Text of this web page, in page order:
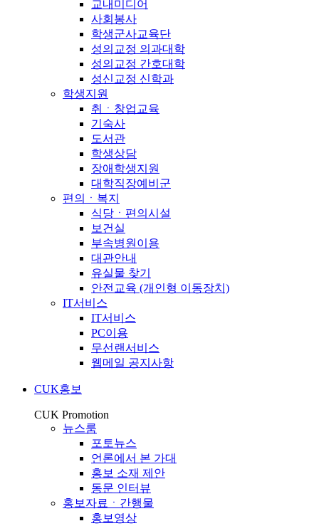
교내미디어
사회봉사
학생군사교육단
성의교정 의과대학
성의교정 간호대학
성신교정 신학과
학생지원
취ㆍ창업교육
기숙사
도서관
학생상담
장애학생지원
대학직장예비군
편의ㆍ복지
식당ㆍ편의시설
보건실
부속병원이용
대관안내
유실물 찾기
안전교육 (개인형 이동장치)
IT서비스
IT서비스
PC이용
무선랜서비스
웹메일 공지사항
CUK홍보
CUK Promotion
뉴스룸
포토뉴스
언론에서 본 가대
홍보 소재 제안
동문 인터뷰
홍보자료ㆍ간행물
홍보영상